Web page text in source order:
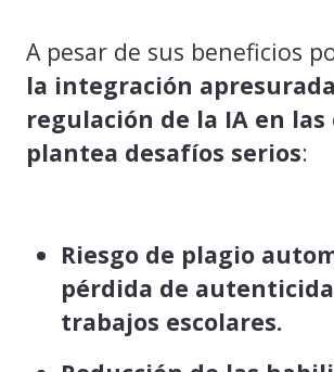
A pesar de sus beneficios
la integración
regulación de la IA en las
plantea desafíos serios:
Riesgo de plagio
pérdida de
trabajos escolares.